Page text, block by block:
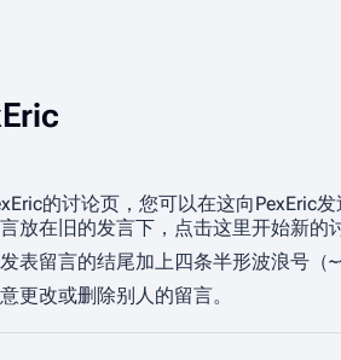
的讨论页，您可以在这向PexEric发
放在旧的发言下，点击这里开始新的
表留言的结尾加上四条半形波浪号（
更改或删除别人的留言。